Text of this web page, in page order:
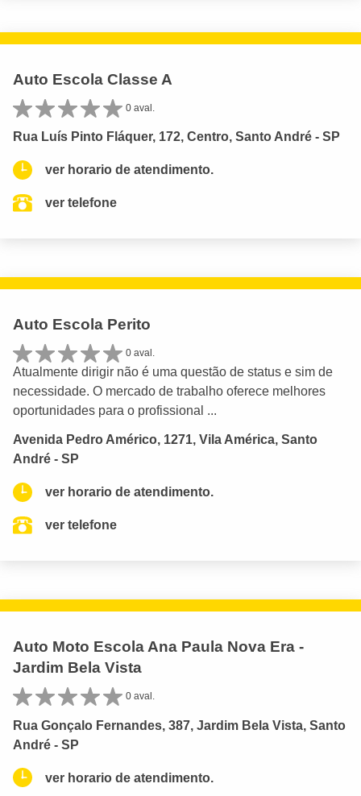
Auto Escola Classe A
0 aval.
Rua Luís Pinto Fláquer, 172, Centro, Santo André - SP
ver horario de atendimento.
ver telefone
Auto Escola Perito
0 aval.
Atualmente dirigir não é uma questão de status e sim de
necessidade. O mercado de trabalho oferece melhores
oportunidades para o profissional ...
Avenida Pedro Américo, 1271, Vila América, Santo
André - SP
ver horario de atendimento.
ver telefone
Auto Moto Escola Ana Paula Nova Era -
Jardim Bela Vista
0 aval.
Rua Gonçalo Fernandes, 387, Jardim Bela Vista, Santo
André - SP
ver horario de atendimento.